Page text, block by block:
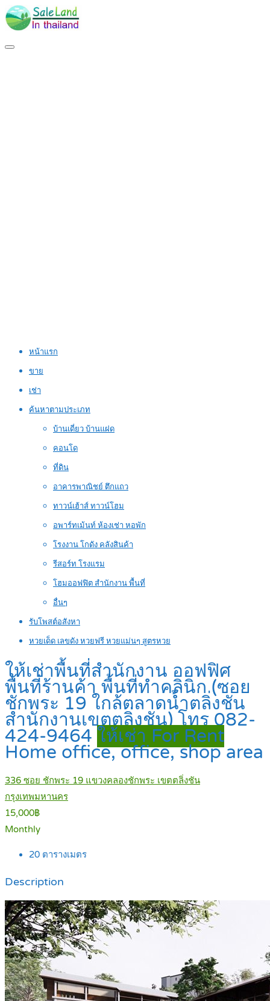
หน้าแรก
ขาย
เช่า
ค้นหาตามประเภท
บ้านเดี่ยว บ้านแฝด
คอนโด
ที่ดิน
อาคารพาณิชย์ ตึกแถว
ทาวน์เฮ้าส์ ทาวน์โฮม
อพาร์ทเม้นท์ ห้องเช่า หอพัก
โรงงาน โกดัง คลังสินค้า
รีสอร์ท โรงแรม
โฮมออฟฟิต สำนักงาน พื้นที่
อื่นๆ
รับโพสต์อสังหา
หวยเด็ด เลขดัง หวยฟรี หวยแม่นๆ สูตรหวย
ให้เช่าพื้นที่สำนักงาน ออฟฟิศ
พื้นที่ร้านค้า พื้นที่ทำคลินิก (ซอย
ชักพระ 19 ใกล้ตลาดน้ำตลิ่งชัน
สำนักงานเขตตลิ่งชัน) โทร 082-
424-9464 ให้เช่า For Rent
Home office, office, shop area
336 ซอย ชักพระ 19 แขวงคลองชักพระ เขตตลิ่งชัน
กรุงเทพมหานคร
15,000฿
Monthly
20 ตารางเมตร
Description